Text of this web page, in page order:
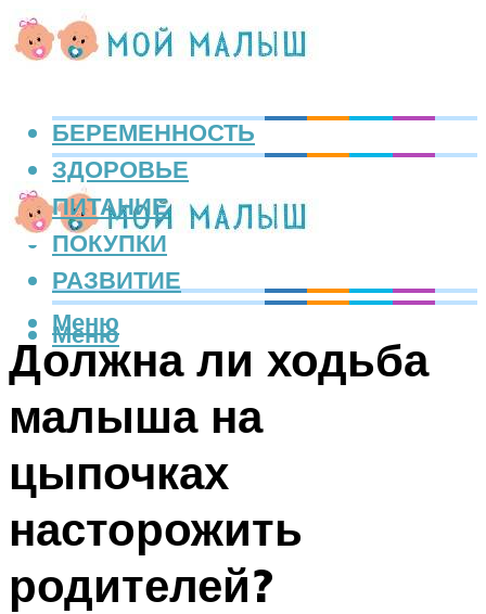
БЕРЕМЕННОСТЬ
ЗДОРОВЬЕ
ПИТАНИЕ
ПОКУПКИ
РАЗВИТИЕ
Меню
Меню
Должна ли ходьба
малыша на
цыпочках
насторожить
родителей?